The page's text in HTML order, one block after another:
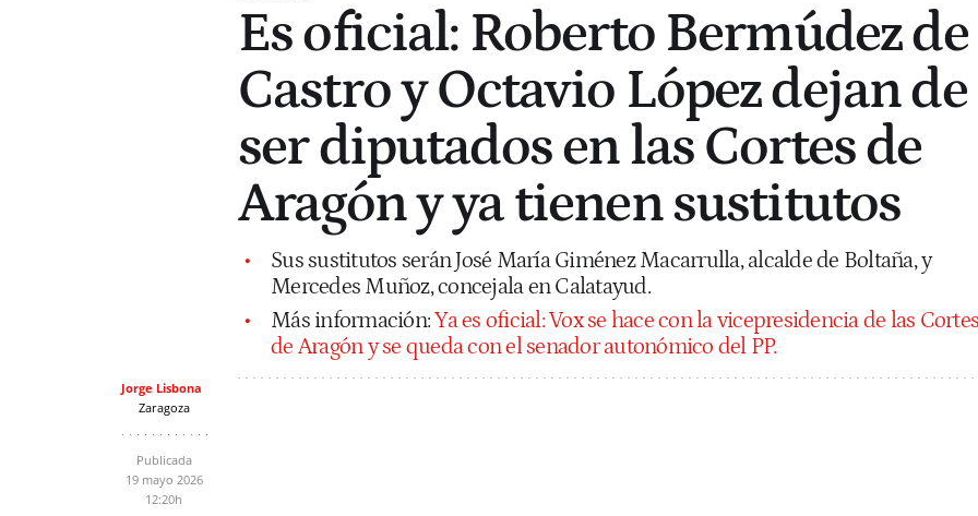
Es oficial: Roberto Bermúdez de
Castro y Octavio López dejan de
ser diputados en las Cortes de
Aragón y ya tienen sustitutos
Sus sustitutos serán José María Giménez Macarrulla, alcalde de Boltaña, y
Mercedes Muñoz, concejala en Calatayud.
Más información:Ya es oficial: Vox se hace con la vicepresidencia de las Cortes
de Aragón y se queda con el senador autonómico del PP.
Jorge Lisbona
Zaragoza
Publicada
19 mayo 2026
12:20h